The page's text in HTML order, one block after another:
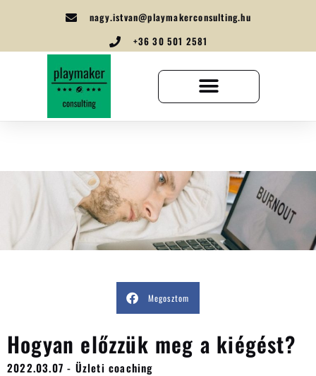
+36 30 501 2581
nagy.istvan@playmakerconsulting.hu
Hogyan előzzük meg a kiégést?
Megosztom
2022.03.07 - Üzleti coaching